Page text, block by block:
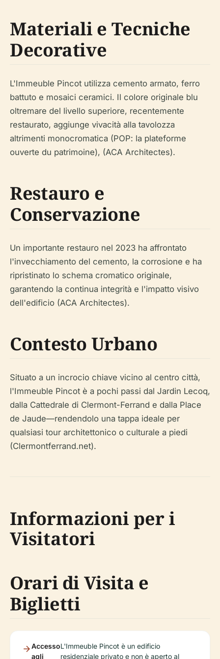
Materiali e Tecniche
Decorative
L'Immeuble Pincot utilizza cemento armato, ferro
battuto e mosaici ceramici. Il colore originale blu
oltremare del livello superiore, recentemente
restaurato, aggiunge vivacità alla tavolozza
altrimenti monocromatica (POP: la plateforme
ouverte du patrimoine), (ACA Architectes).
Restauro e
Conservazione
Un importante restauro nel 2023 ha affrontato
l'invecchiamento del cemento, la corrosione e ha
ripristinato lo schema cromatico originale,
garantendo la continua integrità e l'impatto visivo
dell'edificio (ACA Architectes).
Contesto Urbano
Situato a un incrocio chiave vicino al centro città,
l'Immeuble Pincot è a pochi passi dal Jardin Lecoq,
dalla Cattedrale di Clermont-Ferrand e dalla Place
de Jaude—rendendolo una tappa ideale per
qualsiasi tour architettonico o culturale a piedi
(Clermontferrand.net).
Informazioni per i
Visitatori
Orari di Visita e
Biglietti
Accesso
agli
L'Immeuble Pincot è un edificio
residenziale privato e non è aperto al